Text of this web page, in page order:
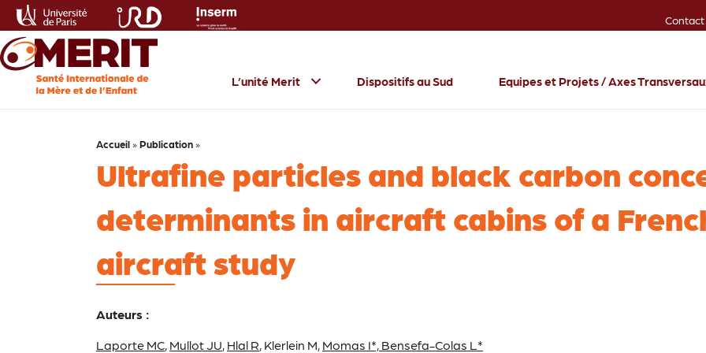
Contact
L’unité Merit Dispositifs au Sud Equipes et Projets / Axes
Accueil » Publication »
Ultrafine particles and black carbon
determinants in aircraft cabins of a
aircraft study
Auteurs :
Laporte MC Mullot JU Hlal R , Klerlein M, Momas I*, Bensefa-Colas L*